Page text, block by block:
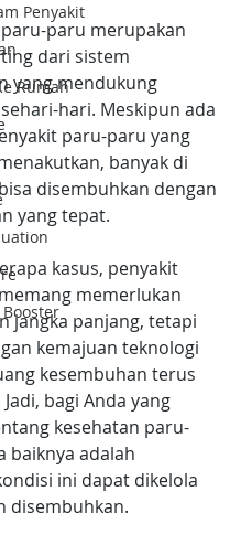
Penyakit
Rumah
paru merupakan
dari sistem
yang mendukung
hari. Meskipun ada
paru-paru yang
banyak di
disembuhkan dengan
yang tepat.
kasus, penyakit
memerlukan
jangka panjang, tetapi
kemajuan teknologi
kesembuhan terus
bagi Anda yang
kesehatan paru-
baiknya adalah
ini dapat dikelola
disembuhkan.